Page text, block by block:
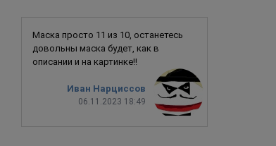
Иван Нарциссов
06.11.2023 18:49
Маска просто 11 из 10, останетесь
довольны маска будет, как в
описании и на картинке!!